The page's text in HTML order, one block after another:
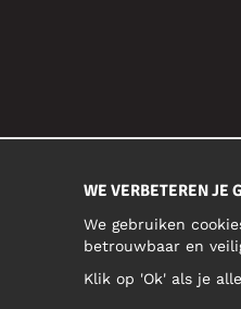
WE VERBETEREN JE
We gebruiken
betrouwbaar en
Klik op 'Ok' als je